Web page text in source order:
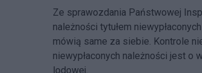
Ze sprawozdania Państwowej
należności tytułem
mówią same za siebie. Kontrole
niewypłaconych należności jest o
lodowej.